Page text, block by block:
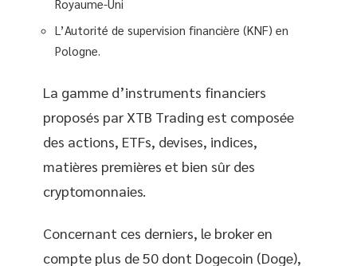
Royaume-Uni
L’Autorité de supervision financière (KNF) en
Pologne.
La gamme d’instruments financiers
proposés par XTB Trading est composée
des actions, ETFs, devises, indices,
matières premières et bien sûr des
cryptomonnaies.
Concernant ces derniers, le broker en
compte plus de 50 dont Dogecoin (Doge),